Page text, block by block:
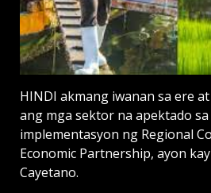
HINDI akmang iwanan sa ere
ang mga sektor na apektado
implementasyon ng Regional
Economic Partnership, ayon
Cayetano.